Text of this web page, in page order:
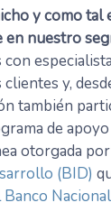
y como tal
en nuestro
con
y,
también
de
otorgada
(BID)
Nacional